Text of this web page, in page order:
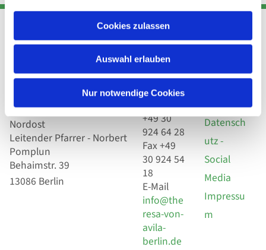
Cookies zulassen
Auswahl erlauben
Nur notwendige Cookies
Katholische
Kirchengemeinde Pfarrei
Hl. Theresa von Avila Berlin
Nordost
Leitender Pfarrer - Norbert
Pomplun
Behaimstr. 39
13086 Berlin
Kont
Akt
Telefon
+49 30
924 64 28
Fax +49
30 924 54
18
E-Mail
info@the
resa-von-
avila-
berlin.de
utz
Datensch
utz -
Social
Media
Impressu
m